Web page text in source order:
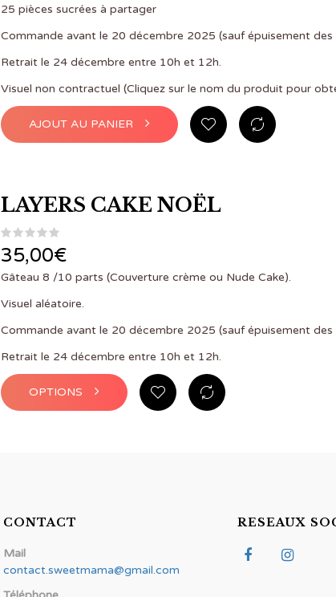
25 pièces sucrées à partager
Commande avant le 20 décembre 2025 (sauf épuisement des
Retrait le 24 décembre entre 10h et 12h.
Visuel non contractuel (Cliquez sur le nom du produit pour
AJOUT AU PANIER
LAYERS CAKE NOËL
35,00€
Gâteau 8 /10 parts (Couverture crème ou Nude Cake).
Visuel aléatoire.
Commande avant le 20 décembre 2025 (sauf épuisement des
Retrait le 24 décembre entre 10h et 12h.
OPTIONS
CONTACT
Mail
contact.sweetmama@gmail.com
RESEAUX